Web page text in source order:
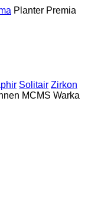
Planter Premia
Solitair Zirkon
MCMS Warka